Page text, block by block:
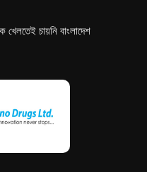
খেলতেই চায়নি বাংলাদেশ